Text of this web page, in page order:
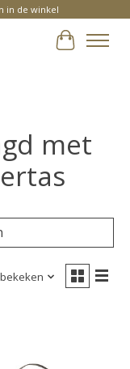
in de winkel
met